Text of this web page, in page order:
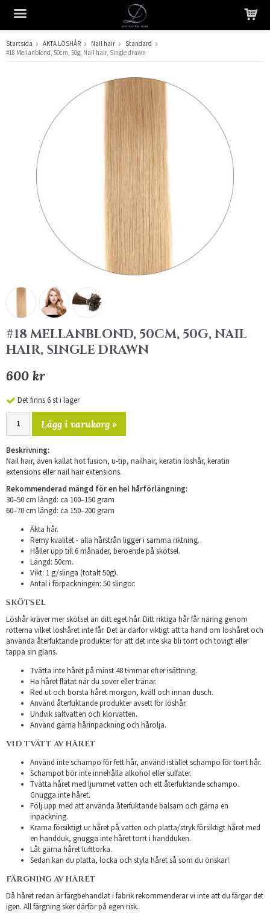
Produkten har blivit tillagd i varukorgen
Startsida ÄKTA LÖSHÅR Nail hair
Standard
#18 Mellanblond, 50cm, 50g, Nail hair, Single drawn
#18 MELLANBLOND, 50CM, 50G, NAIL
HAIR, SINGLE DRAWN
600 kr
Det finns 6 st i lager
Lägg i varukorg »
Beskrivning:
Nail hair, även kallat hot fusion, u-tip, nailhair, keratin löshår, keratin
extensions eller nail hair extensions.
Rekommenderad mängd för en hel hårförlängning:
30–50 cm längd: ca 100–150 gram
​60–70 cm längd: ca 150–200 gram
Äkta hår.
Remy kvalitet - alla hårstrån ligger i samma riktning.
Håller upp till 6 månader, beroende på skötsel.
Längd: 50cm.
Vikt: 1 g/slinga (totalt 50g).
Antal i förpackningen: 50 slingor.
SKÖTSEL
Löshår kräver mer skötsel än ditt eget hår. Ditt riktiga hår får näring genom
rötterna vilket löshåret inte får. Det är därför viktigt att ta hand om löshåret och
använda återfuktande produkter för att det inte ska bli torrt och tovigt eller
tappa sin glans.
Tvätta inte håret på minst 48 timmar efter isättning.
Ha håret flätat när du sover eller tränar.
Red ut och borsta håret morgon, kväll och innan dusch.
Använd återfuktande produkter avsett för löshår.
Undvik saltvatten och klorvatten.
Använd gärna hårinpackning och hårolja.
VID TVÄTT AV HÅRET
Använd inte schampo för fett hår, använd istället schampo för torrt hår.
Schampot bör inte innehålla alkohol eller sulfater.
Tvätta håret med ljummet vatten och ett återfuktande schampo.
Gnugga inte håret.
Följ upp med att använda återfuktande balsam och gärna en
inpackning.
Krama försiktigt ur håret på vatten och platta/stryk försiktigt håret med
en handduk, gnugga inte håret torrt i handduken.
Låt gärna håret lufttorka.
Sedan kan du platta, locka och styla håret så som du önskar!.
FÄRGNING AV HÅRET
Då håret redan är färgbehandlat i fabrik rekommenderar vi inte att du färgar det
igen. All färgning sker därför på egen risk.